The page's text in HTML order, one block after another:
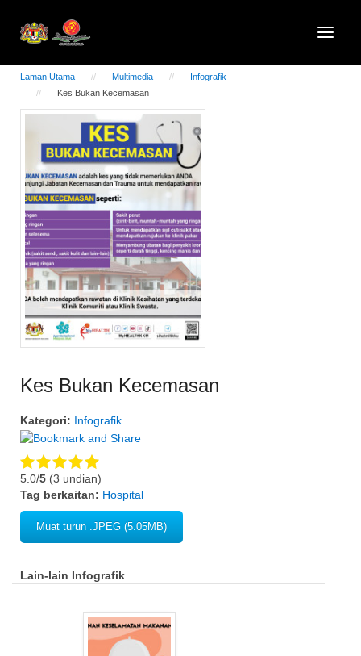
Laman Utama Multimedia
Infografik
Kes Bukan Kecemasan
Kes Bukan Kecemasan
Kategori: Infografik
5.0/5 (3 undian)
Tag berkaitan: Hospital
Muat turun .JPEG (5.05MB)
Lain-lain Infografik